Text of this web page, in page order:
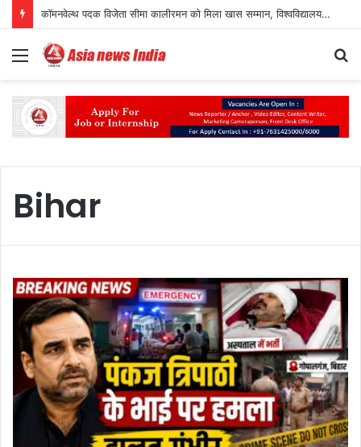
कॉमनवेल्थ पदक विजेता सीमा कालीरमन को मिला खास सम्मान, विश्वविद्यालय ने दिया मानद उपाधि का तोहफा
Menu
Bihar